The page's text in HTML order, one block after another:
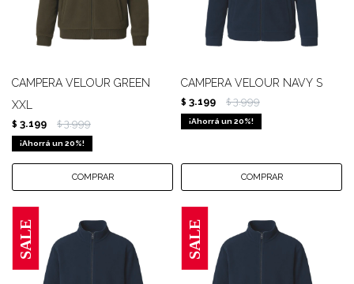
CAMPERA VELOUR GREEN
XXL
$ 3.199 $ 3.999
20
CAMPERA VELOUR NAVY S
$ 3.199 $ 3.999
20